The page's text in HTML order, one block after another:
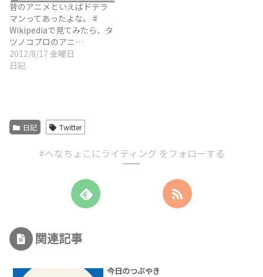
昔のアニメといえばドテラ
マンってあったよな。 #
Wikipediaで見てみたら、タ
ツノコプロのアニ…
2012/8/17 金曜日
日記
日記 Twitter
#へなちょこにライティング をフォローする
関連記事
今日のつぶやき